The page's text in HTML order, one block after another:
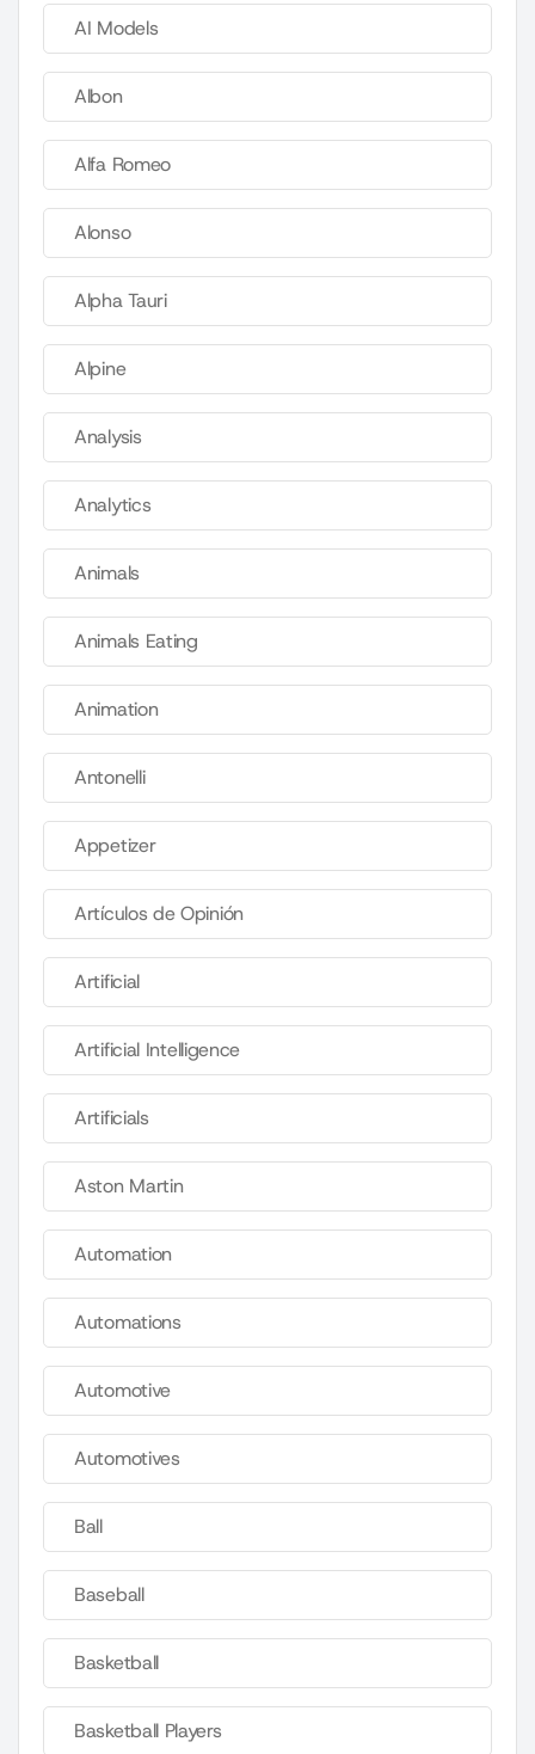
AI Models
Albon
Alfa Romeo
Alonso
Alpha Tauri
Alpine
Analysis
Analytics
Animals
Animals Eating
Animation
Antonelli
Appetizer
Artículos de Opinión
Artificial
Artificial Intelligence
Artificials
Aston Martin
Automation
Automations
Automotive
Automotives
Ball
Baseball
Basketball
Basketball Players